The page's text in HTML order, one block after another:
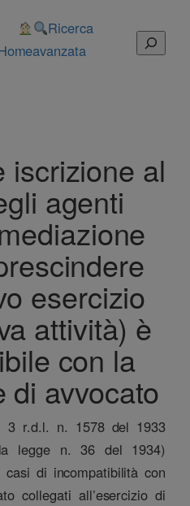
Ricerca
avanzata
Cerca
iscrizione al
agenti
esercizio
attività) è
con la
di avvocato
3 r.d.l. n. 1578 del 1933
legge n. 36 del 1934)
casi di incompatibilità con
collegati all’esercizio di